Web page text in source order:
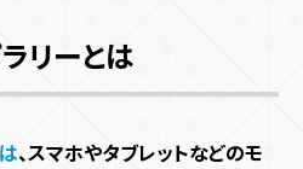
プラリー活用事例
デジタルスタンプラリー 2022 冬
リーとは
、スマホやタブレットなどのモ